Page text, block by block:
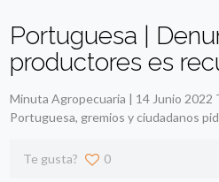
Portuguesa |
productores es
Minuta Agropecuaria | 14 Junio
Portuguesa, gremios y ciudadanos
Te gusta? 0